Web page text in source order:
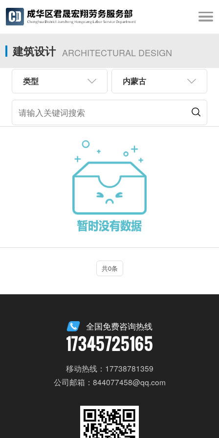
建筑设计 ARCHITECTURAL DESIGN
类型 内蒙古
共0条
全国免费咨询热线
17345725165
移动热线：17738781359
公司邮箱：844077458@qq.com